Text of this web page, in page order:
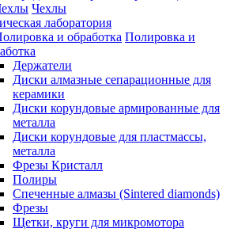
Чехлы
лаборатория
Полировка и
Держатели
Диски алмазные сепарационные для
керамики
Диски корундовые армированные для
металла
Диски корундовые для пластмассы,
металла
Фрезы Кристалл
Полиры
Спеченные алмазы (Sintered diamonds)
Фрезы
Щетки, круги для микромотора